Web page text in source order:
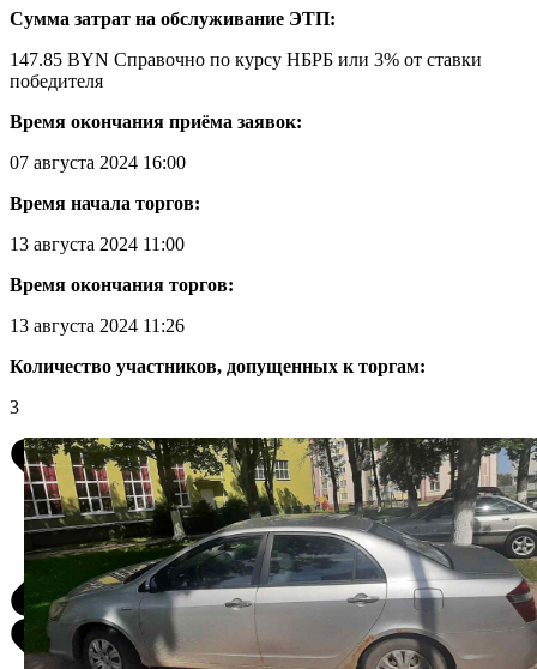
Сумма затрат на обслуживание ЭТП:
147.85 BYN Справочно по курсу НБРБ или 3% от ставки
победителя
Время окончания приёма заявок:
07 августа 2024 16:00
Время начала торгов:
13 августа 2024 11:00
Время окончания торгов:
13 августа 2024 11:26
Количество участников, допущенных к торгам:
3